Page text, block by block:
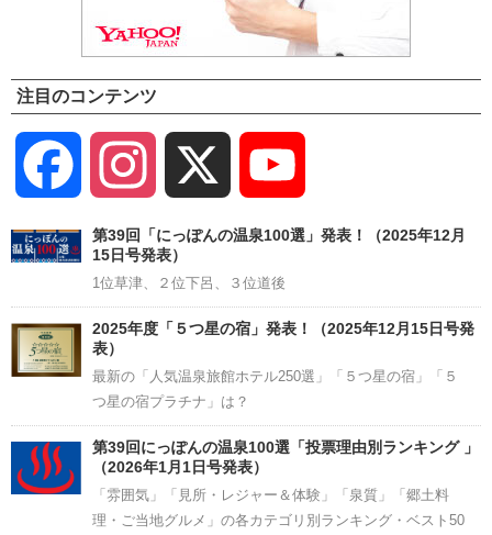
注目のコンテンツ
Facebook Instagram
Channel
第39回「にっぽんの温泉100選」発表！（2025年12月
15日号発表）
1位草津、２位下呂、３位道後
2025年度「５つ星の宿」発表！（2025年12月15日号発
表）
最新の「人気温泉旅館ホテル250選」「５つ星の宿」「５
つ星の宿プラチナ」は？
第39回にっぽんの温泉100選「投票理由別ランキング 」
（2026年1月1日号発表）
「雰囲気」「見所・レジャー＆体験」「泉質」「郷土料
理・ご当地グルメ」の各カテゴリ別ランキング・ベスト50